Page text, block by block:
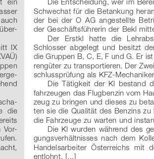
-
IX
-
-
die
Vor-
Schwechat für die Betankung
der  bei  der  O  AG  angestellte
der Geschäftsführerin der Bekl
Der   Erstkl   hatte   die
Schlosser  abgelegt  und  besitzt
die Gruppen B, C, E, F und G. Er
rengüter zu transportieren. Der
schlussprüfung als KFZ-
Die  Tätigkeit  der  Kl  bestand
fahrzeugen das Flugbenzin vom
zeug zu bringen und dieses zu
ten sie die Qualität des Benzins zu
die Fahrzeuge zu warten und
Die  Kl  wurden  während  des
gungsverhältnisses  nach  dem
Handelsarbeiter  Österreichs  mit
entlohnt. [...]